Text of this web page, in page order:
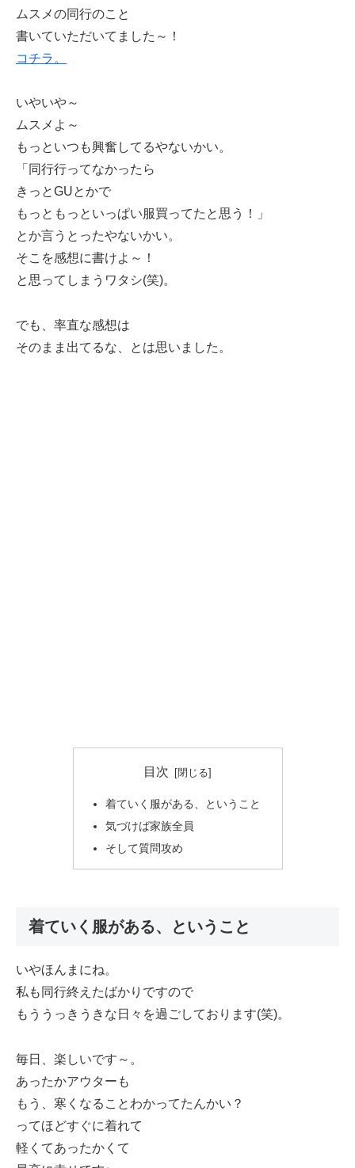
ムスメの同行のこと
書いていただいてました～！
コチラ。
いやいや～
ムスメよ～
もっといつも興奮してるやないかい。
「同行行ってなかったら
きっとGUとかで
もっともっといっぱい服買ってたと思う！」
とか言うとったやないかい。
そこを感想に書けよ～！
と思ってしまうワタシ(笑)。
でも、率直な感想は
そのまま出てるな、とは思いました。
目次
着ていく服がある、ということ
気づけば家族全員
そして質問攻め
着ていく服がある、ということ
いやほんまにね。
私も同行終えたばかりですので
もううっきうきな日々を過ごしております(笑)。
毎日、楽しいです～。
あったかアウターも
もう、寒くなることわかってたんかい？
ってほどすぐに着れて
軽くてあったかくて